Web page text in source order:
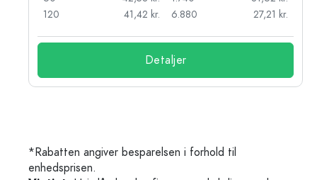
120
41,42 kr.
6.880
27,21 kr.
Detaljer
*Rabatten angiver besparelsen i forhold til
enhedsprisen.